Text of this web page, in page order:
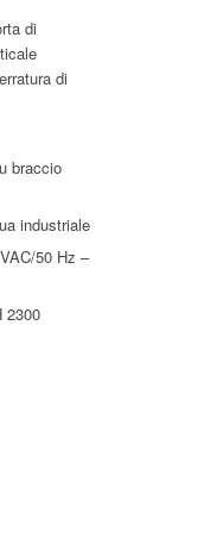
di
di
braccio
industriale
50 Hz –
2300